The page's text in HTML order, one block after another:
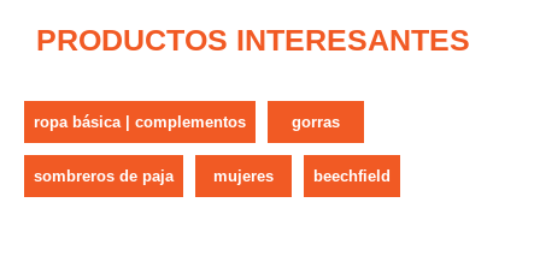
PRODUCTOS INTERESANTES
ropa básica | complementos gorras
sombreros de paja mujeres beechfield